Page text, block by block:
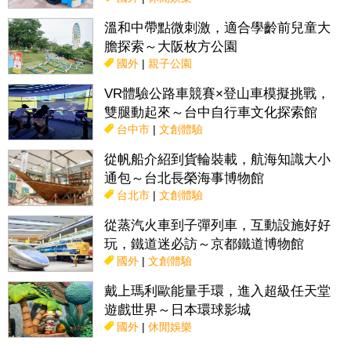
溫和中帶點微刺激，適合學齡前兒童大
膽探索～大阪枚方公園
國外| 親子公園
VR體驗公路車競賽×登山車模擬挑戰，
雙腿動起來～台中自行車文化探索館
台中市| 文創體驗
從帆船介紹到貨輪裝載，航海知識大小
通包～台北長榮海事博物館
台北市| 文創體驗
從蒸汽火車到子彈列車，互動設施好好
玩，鐵道迷必訪～京都鐵道博物館
國外| 文創體驗
戴上瑪利歐能量手環，進入超級任天堂
遊戲世界～日本環球影城
國外| 休閒娛樂